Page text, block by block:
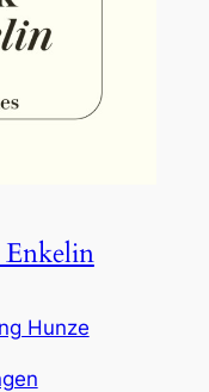
Hunze